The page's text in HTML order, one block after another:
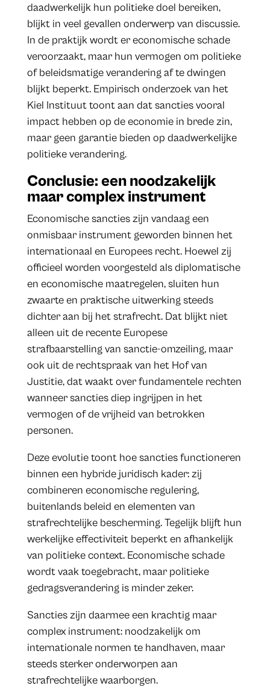
daadwerkelijk hun politieke doel bereiken,
blijkt in veel gevallen onderwerp van discussie.
In de praktijk wordt er economische schade
veroorzaakt, maar hun vermogen om politieke
of beleidsmatige verandering af te dwingen
blijkt beperkt. Empirisch onderzoek van het
Kiel Instituut toont aan dat sancties vooral
impact hebben op de economie in brede zin,
maar geen garantie bieden op daadwerkelijke
politieke verandering.
Conclusie: een noodzakelijk
maar complex instrument
Economische sancties zijn vandaag een
onmisbaar instrument geworden binnen het
internationaal en Europees recht. Hoewel zij
officieel worden voorgesteld als diplomatische
en economische maatregelen, sluiten hun
zwaarte en praktische uitwerking steeds
dichter aan bij het strafrecht. Dat blijkt niet
alleen uit de recente Europese
strafbaarstelling van sanctie-omzeiling, maar
ook uit de rechtspraak van het Hof van
Justitie, dat waakt over fundamentele rechten
wanneer sancties diep ingrijpen in het
vermogen of de vrijheid van betrokken
personen.
Deze evolutie toont hoe sancties functioneren
binnen een hybride juridisch kader: zij
combineren economische regulering,
buitenlands beleid en elementen van
strafrechtelijke bescherming. Tegelijk blijft hun
werkelijke effectiviteit beperkt en afhankelijk
van politieke context. Economische schade
wordt vaak toegebracht, maar politieke
gedragsverandering is minder zeker.
Sancties zijn daarmee een krachtig maar
complex instrument: noodzakelijk om
internationale normen te handhaven, maar
steeds sterker onderworpen aan
strafrechtelijke waarborgen.